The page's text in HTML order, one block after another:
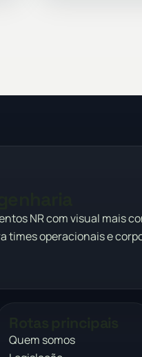
NR com visual mais
times operacionais e
Quem somos